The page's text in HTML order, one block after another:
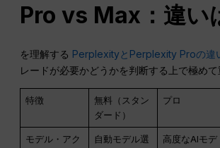
Pro vs Max：違い
を理解する PerplexityとPerplexity Proの違
レードが必要かどうかを判断する上で極め
特徴
無料（スタン
ダード）
プロ
モデル・アク
自動モデル選
高度なAIモデ